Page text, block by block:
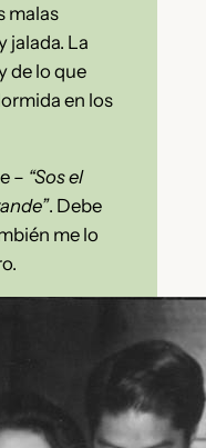
malas
jalada. La
de lo que
en los
– “Sos el
. Debe
me lo